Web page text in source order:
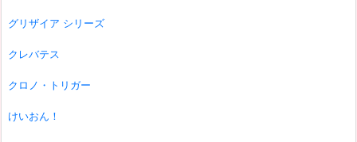
グリザイア シリーズ
クレバテス
クロノ・トリガー
けいおん！